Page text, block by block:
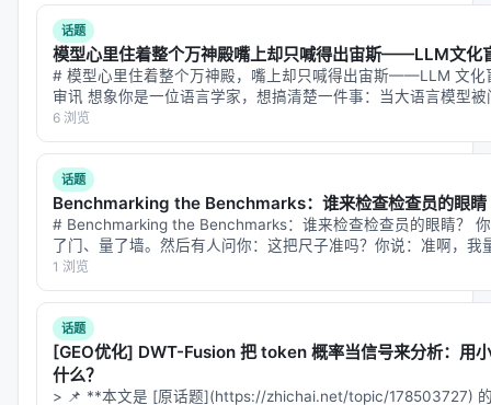
法在所有场景下都绝对领先。其次，可复用技能的提
炼确实是很难的问题——AI 生成的技能往往只能在训
练过的任务上表现好，换一个没见过的任务就失效
了。第三，从代码仓库和从文档生成技能，失败的模
式是不一样的：从代码仓库提取时，AI 经常搞混不同
模块的依赖关系，导致生成的技能在某些边界情况下
崩溃；从文档提取时，AI 有时候会把描述性的段落误
当成操作步骤，导致技能包含错误的执行逻辑。
这个基准测试的意义在于，它把"技能生成"这个问题单
独拎出来研究，让研究者可以更精确地衡量不同方法
的优劣，不再把"会不会用技能"和"能不能生成技能"混
在一起评价。
但我有一些不确定的地方想诚实地说出来：我没有在
话题
模型心里住着整个万神殿嘴上却只喊得出宙斯——LLM文化
# 模型心里住着整个万神殿，嘴上却只喊得出宙斯——LLM 文化
审讯 想象你是一位语言学家，想搞清楚一件事：当大语言模型
脱口而出"Zeus"；问"罗马的"，"Jupiter"；…
6 浏览
话题
Benchmarking the Benchmarks：谁来检查检查员的眼睛
# Benchmarking the Benchmarks：谁来检查检查员的眼睛？
了门、量了墙。然后有人问你：这把尺子准吗？你说：准啊，我
题是——尺子准不准，和它量出来的东西一不一…
1 浏览
话题
[GEO优化] DWT-Fusion 把 token 概率当信号来分析：用
什么？
> 📌 **本文是 [原话题](https://zhichai.net/topic/178503727)